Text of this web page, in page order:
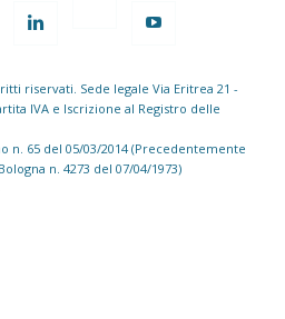
riservati. Sede legale Via Eritrea 21 -
IVA e Iscrizione al Registro delle
n. 65 del 05/03/2014 (Precedentemente
n. 4273 del 07/04/1973)